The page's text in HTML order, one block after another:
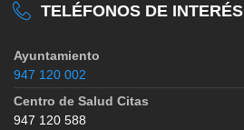
TELÉFONOS DE INTERÉS
Ayuntamiento
947 120 002
Centro de Salud Citas
947 120 588